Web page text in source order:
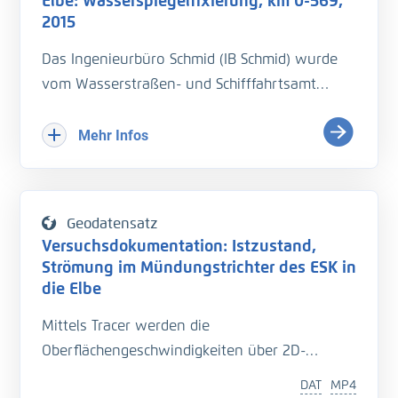
2015
Das Ingenieurbüro Schmid (IB Schmid) wurde
vom Wasserstraßen- und Schifffahrtsamt
Wasserspiegelﬁxierung auf der Elbe bei
Fließgeschwindigkeiten in einem Längsproﬁl
entlang der Flussachse von Schöna (km 0) bis
Hohnstorf (km 569) zu bestimmen. Zur
begleitende Durchﬂussmessungen an
festgelegten Querproﬁlen durchgeführt
Mehr Infos
Geodatensatz
Versuchsdokumentation: Istzustand,
Strömung im Mündungstrichter des ESK in
die Elbe
Mittels Tracer werden die
Oberflächengeschwindigkeiten über 2D-
MP4
DAT